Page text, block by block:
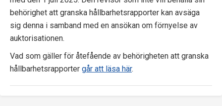
behörighet att granska hållbarhetsrapporter kan avsäga
sig denna i samband med en ansökan om förnyelse av
auktorisationen.
Vad som gäller för åtefående av behörigheten att granska
hållbarhetsrapporter går att läsa här.